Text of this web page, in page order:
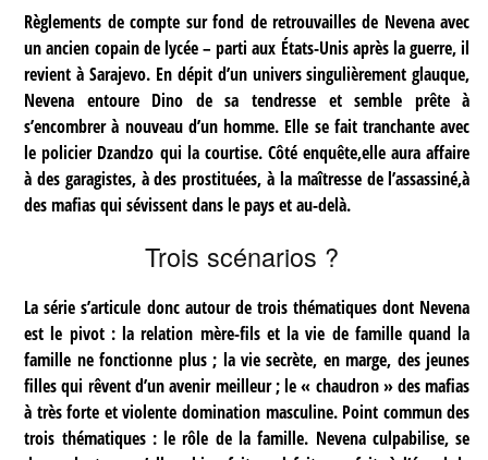
Règlements de compte sur fond de retrouvailles de Nevena avec
un ancien copain de lycée – parti aux États-Unis après la guerre, il
revient à Sarajevo. En dépit d’un univers singulièrement glauque,
Nevena entoure Dino de sa tendresse et semble prête à
s’encombrer à nouveau d’un homme. Elle se fait tranchante avec
le policier Dzandzo qui la courtise. Côté enquête,elle aura affaire
à des garagistes, à des prostituées, à la maîtresse de l’assassiné,à
des mafias qui sévissent dans le pays et au-delà.
Trois scénarios ?
La série s’articule donc autour de trois thématiques dont Nevena
est le pivot : la relation mère-fils et la vie de famille quand la
famille ne fonctionne plus ; la vie secrète, en marge, des jeunes
filles qui rêvent d’un avenir meilleur ; le « chaudron » des mafias
à très forte et violente domination masculine. Point commun des
trois thématiques : le rôle de la famille. Nevena culpabilise, se